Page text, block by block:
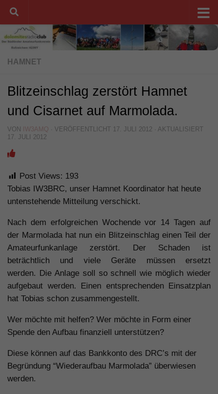
Unter dem Inhalt
HAMNET
Blitzeinschlag zerstört Hamnet
und Cisarnet auf Marmolada.
VON IW3AMQ · VERÖFFENTLICHT 17. JULI 2012 · AKTUALISIERT
17. JULI 2012
Post Views: 193
Tobias IW3BRC, unser Hamnet Koordinator hat heute
untenstehende Mitteilung verschickt.
Nach dem erfolgreichen Wochende vor 14 Tagen auf
der Marmolada hat nun ein Blitzeinschlag einen Teil der
Amateurfunkanlage zerstört. Der Schaden ist
beträchtlich und viele Geräte müssen ersetzt
werden. Die Anlage soll so schnell wie möglich wieder
aufgebaut werden. Einen entsprechenden Einsatzplan
hat Tobias schon zusammengestellt.
Wer möchte mit helfen? Wer möchte in Form einer
Spende den Aufbau finanziell unterstützen?
Diese können auf das Bankkonto des DRC’s mit der
Begründung “Wiederaufbau Marmolada” überwiesen
werden.